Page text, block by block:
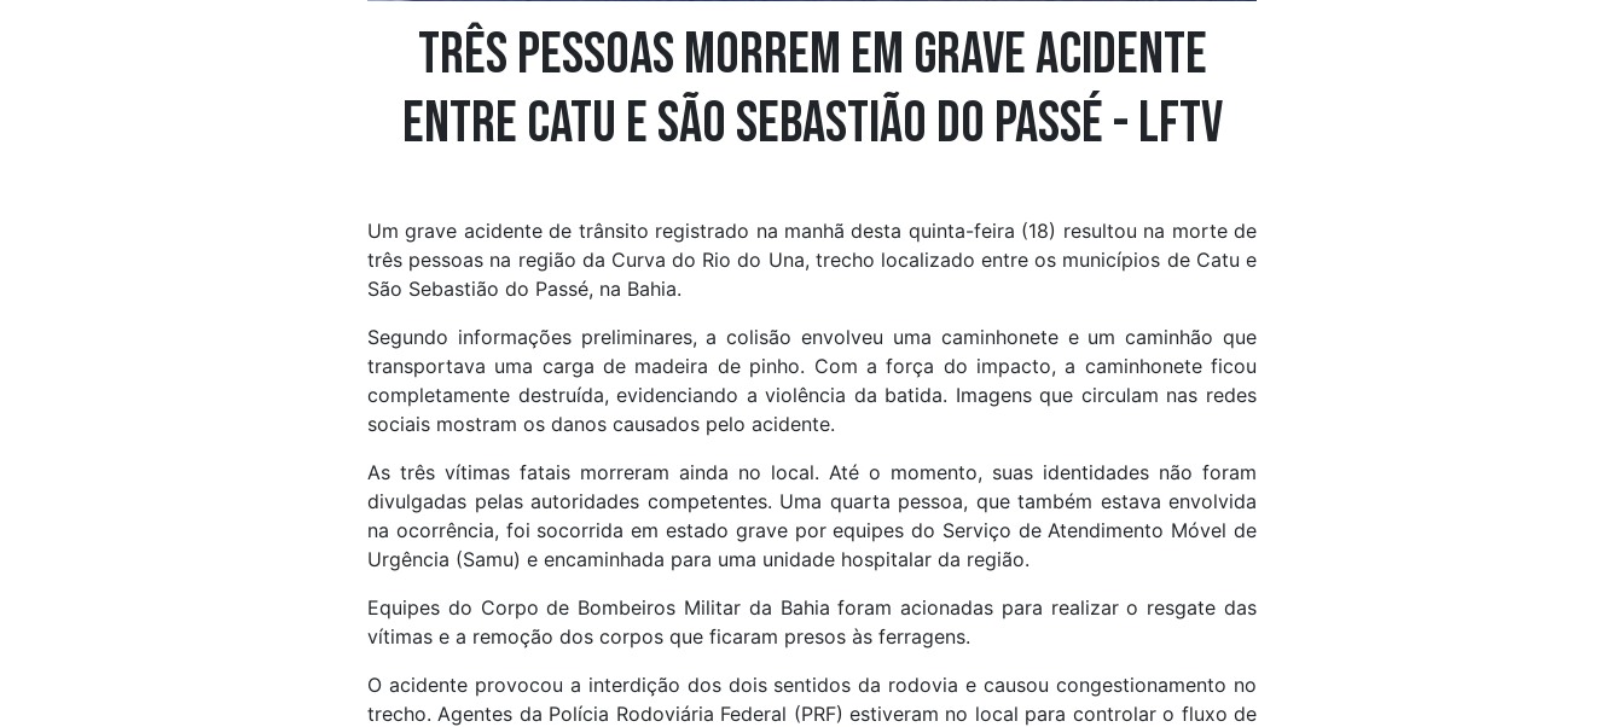
Três pessoas morrem em grave acidente
entre Catu e São Sebastião do Passé - LFTV
Um grave acidente de trânsito registrado na manhã desta quinta-feira (18) resultou na morte de
três pessoas na região da Curva do Rio do Una, trecho localizado entre os municípios de Catu e
São Sebastião do Passé, na Bahia.
Segundo informações preliminares, a colisão envolveu uma caminhonete e um caminhão que
transportava uma carga de madeira de pinho. Com a força do impacto, a caminhonete ficou
completamente destruída, evidenciando a violência da batida. Imagens que circulam nas redes
sociais mostram os danos causados pelo acidente.
As três vítimas fatais morreram ainda no local. Até o momento, suas identidades não foram
divulgadas pelas autoridades competentes. Uma quarta pessoa, que também estava envolvida
na ocorrência, foi socorrida em estado grave por equipes do Serviço de Atendimento Móvel de
Urgência (Samu) e encaminhada para uma unidade hospitalar da região.
Equipes do Corpo de Bombeiros Militar da Bahia foram acionadas para realizar o resgate das
vítimas e a remoção dos corpos que ficaram presos às ferragens.
O acidente provocou a interdição dos dois sentidos da rodovia e causou congestionamento no
trecho. Agentes da Polícia Rodoviária Federal (PRF) estiveram no local para controlar o fluxo de